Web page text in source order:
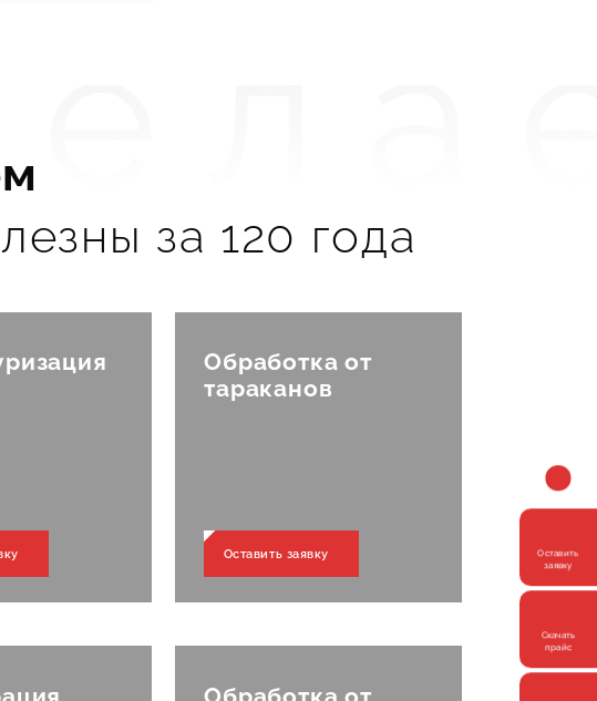
мы
за 120 года
Обработка от
тараканов
Оставить заявку
Оставить
заявку
Скачать
прайс